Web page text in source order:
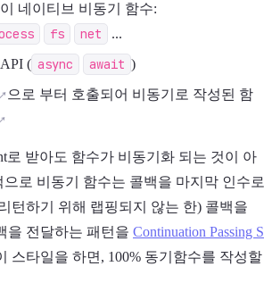
네이티브 비동기 함수:
fs net ...
API ( async await )
으로 부터 호출되어 비동기로 작성된 함
로 받아도 함수가 비동기화 되는 것이 아
로 비동기 함수는 콜백을 마지막 인수로
턴하기 위해 랩핑되지 않는 한) 콜백을
을 전달하는 패턴을 Continuation Passing S
스타일을 하면, 100% 동기함수를 작성할